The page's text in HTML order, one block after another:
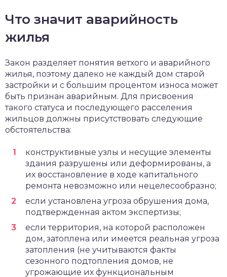
Что значит аварийность
жилья
Закон разделяет понятия ветхого и аварийного
жилья, поэтому далеко не каждый дом старой
застройки и с большим процентом износа может
быть признан аварийным. Для присвоения
такого статуса и последующего расселения
жильцов должны присутствовать следующие
обстоятельства:
конструктивные узлы и несущие элементы
здания разрушены или деформированы, а
их восстановление в ходе капитального
ремонта невозможно или нецелесообразно;
если установлена угроза обрушения дома,
подтвержденная актом экспертизы;
если территория, на которой расположен
дом, затоплена или имеется реальная угроза
затопления (не учитываются факты
сезонного подтопления домов, не
угрожающие их функциональным